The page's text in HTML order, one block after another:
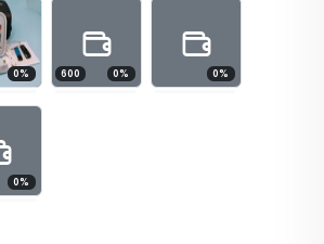
0% 600 0% 0%
0%